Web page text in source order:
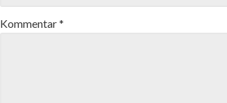
Kommentar*